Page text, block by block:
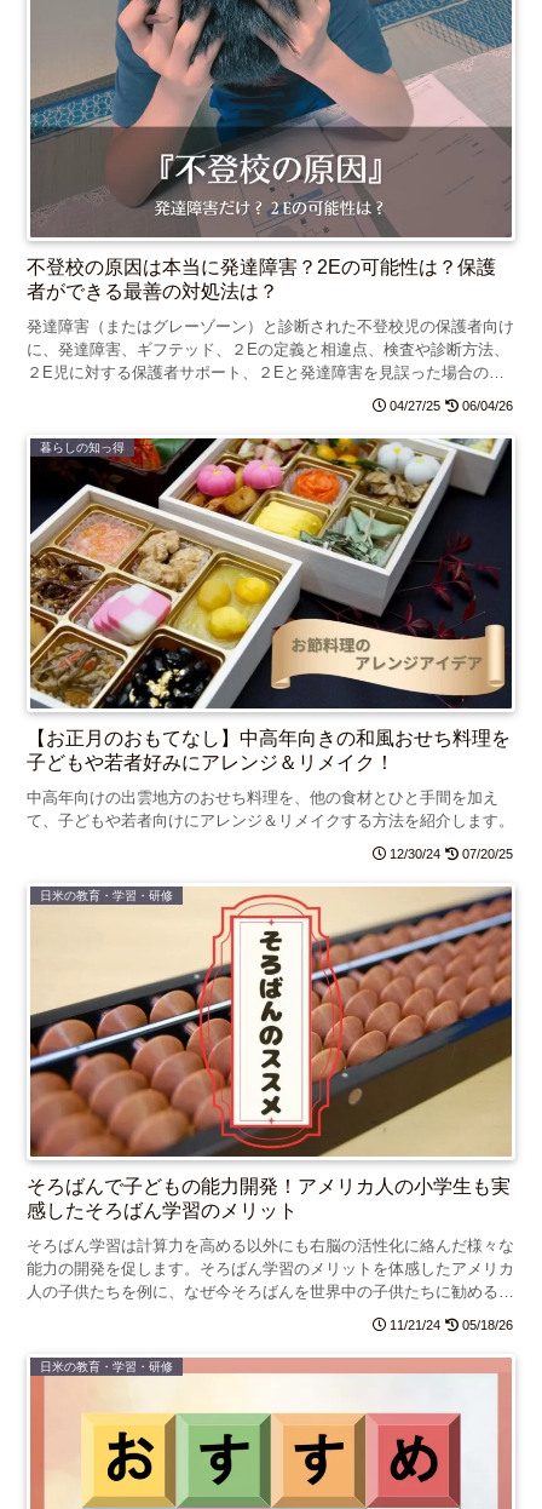
不登校の原因は本当に発達障害？2Eの可能性は？保護
者ができる最善の対処法は？
発達障害（またはグレーゾーン）と診断された不登校児の保護者向け
に、発達障害、ギフテッド、２Eの定義と相違点、検査や診断方法、
２E児に対する保護者サポート、２Eと発達障害を見誤った場合の弊
04/27/25 06/04/26
暮らしの知っ得
【お正月のおもてなし】中高年向きの和風おせち料理を
子どもや若者好みにアレンジ＆リメイク！
中高年向けの出雲地方のおせち料理を、他の食材とひと手間を加え
て、子どもや若者向けにアレンジ＆リメイクする方法を紹介します。
12/30/24 07/20/25
日米の教育・学習・研修
そろばんで子どもの能力開発！アメリカ人の小学生も実
感したそろばん学習のメリット
そろばん学習は計算力を高める以外にも右脳の活性化に絡んだ様々な
能力の開発を促します。そろばん学習のメリットを体感したアメリカ
人の子供たちを例に、なぜ今そろばんを世界中の子供たちに勧めるの
11/21/24 05/18/26
日米の教育・学習・研修